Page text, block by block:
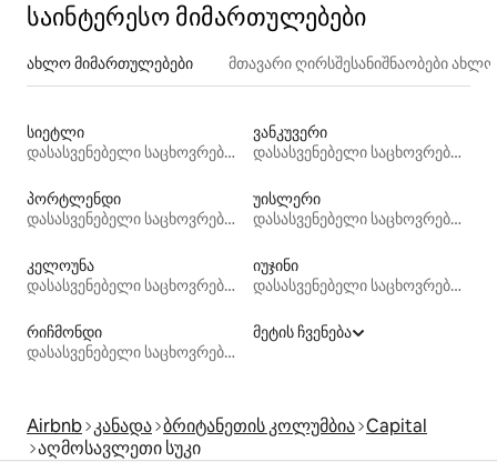
საინტერესო მიმართულებები
ახლო მიმართულებები მთავარი ღირსშესანიშნაობები
სიეტლი
დასასვენებელი საცხოვრებლები
ვანკუვერი
დასასვენებელი საცხოვრებლები
პორტლენდი
დასასვენებელი საცხოვრებლები
უისლერი
დასასვენებელი საცხოვრებლები
კელოუნა
დასასვენებელი საცხოვრებლები
იუჯინი
დასასვენებელი საცხოვრებლები
რიჩმონდი
დასასვენებელი საცხოვრებლები
მეტის ჩვენება
Airbnb კანადა ბრიტანეთის კოლუმბია Capital
აღმოსავლეთი სუკი